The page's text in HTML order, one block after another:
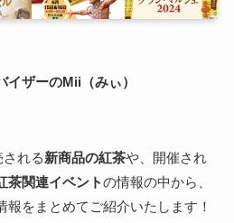
イザーのMii（みぃ）
される新商品の紅茶や、開催され
茶関連イベントの情報の中から、
をまとめてご紹介いたします！